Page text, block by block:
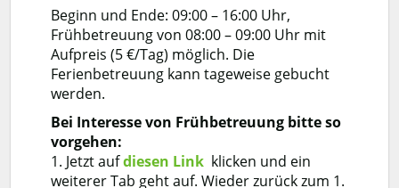
Beginn und Ende: 09:00 – 16:00 Uhr,
Frühbetreuung von 08:00 – 09:00 Uhr mit
Aufpreis (5 €/Tag) möglich. Die
Ferienbetreuung kann tageweise gebucht
werden.
Bei Interesse von Frühbetreuung bitte so
vorgehen:
1. Jetzt aufdiesen Link klicken und ein
weiterer Tab geht auf. Wieder zurück zum 1.